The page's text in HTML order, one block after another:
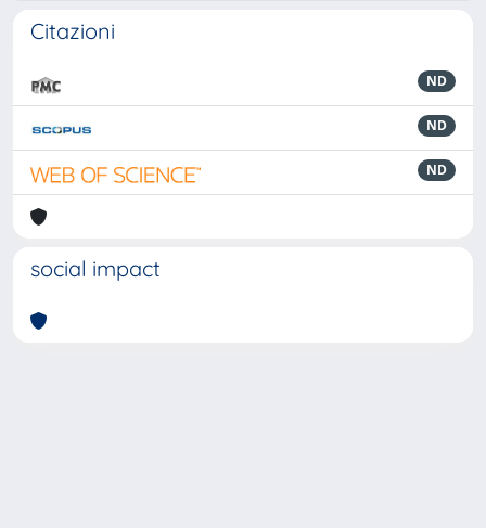
Citazioni
ND
ND
ND
social impact